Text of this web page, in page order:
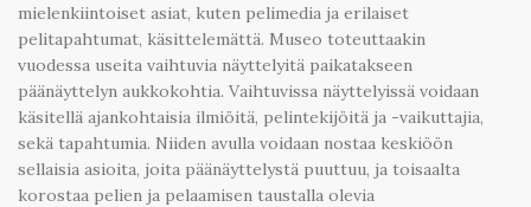
mielenkiintoiset asiat, kuten pelimedia ja erilaiset
pelitapahtumat, käsittelemättä. Museo toteuttaakin
vuodessa useita vaihtuvia näyttelyitä paikatakseen
päänäyttelyn aukkokohtia. Vaihtuvissa näyttelyissä voidaan
käsitellä ajankohtaisia ilmiöitä, pelintekijöitä ja -vaikuttajia,
sekä tapahtumia. Niiden avulla voidaan nostaa keskiöön
sellaisia asioita, joita päänäyttelystä puuttuu, ja toisaalta
korostaa pelien ja pelaamisen taustalla olevia